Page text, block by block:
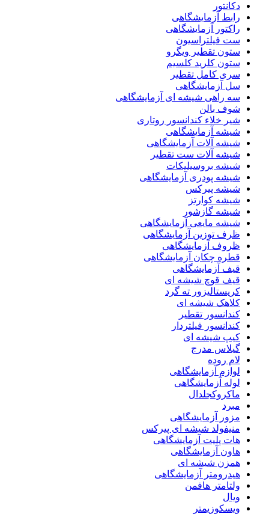
دکانتور
رابط آزمایشگاهی
راکتور آزمایشگاهی
ست فیلتراسیون
ستون تقطیر ویگرو
ستون کلرید کلسیم
سری کامل تقطیر
سل آزمایشگاهی
سه راهی شیشه ای آزمایشگاهی
شوف بالن
شیر خلاء کندانسور روتاری
شیشه آزمایشگاهی
شیشه آلات آزمایشگاهی
شیشه آلات ست تقطیر
شیشه بروسیلیکات
شیشه پودری آزمایشگاهی
شیشه پیرکس
شیشه کوارتز
شیشه گازشور
شیشه مایعی آزمایشگاهی
ظرف توزین آزمایشگاهی
ظروف آزمایشگاهی
قطره چکان آزمایشگاهی
قیف آزمایشگاهی
قیف قوچ شیشه ای
کریستالیزور ته گرد
کلاهک شیشه ای
کندانسور تقطیر
کندانسور فیلتردار
کیپ شیشه ای
گیلاس مدرج
لام روده
لوازم آزمایشگاهی
لوله آزمایشگاهی
ماکروکجلدال
مبرد
مزور آزمایشگاهی
منیفولد شیشه ای پیرکس
هات پلیت آزمایشگاهی
هاون آزمایشگاهی
همزن شیشه ای
هیدرومتر آزمایشگاهی
ولتامتر هافمن
ویال
ویسکوزیمتر